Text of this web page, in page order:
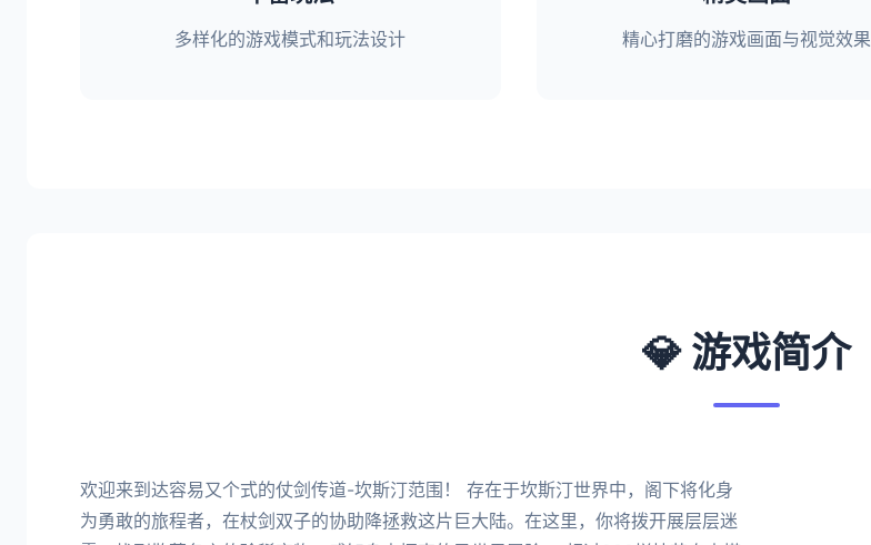
多样化的游戏模式和玩法设计 精心打磨的游戏画面与视觉效果
💎 游戏简介
欢迎来到达容易又个式的仗剑传道-坎斯汀范围！ 存在于坎斯汀世界中，阁下将化身
为勇敢的旅程者，在杖剑双子的协助降拯救这片巨大陆。在这里，你将拨开展层层迷